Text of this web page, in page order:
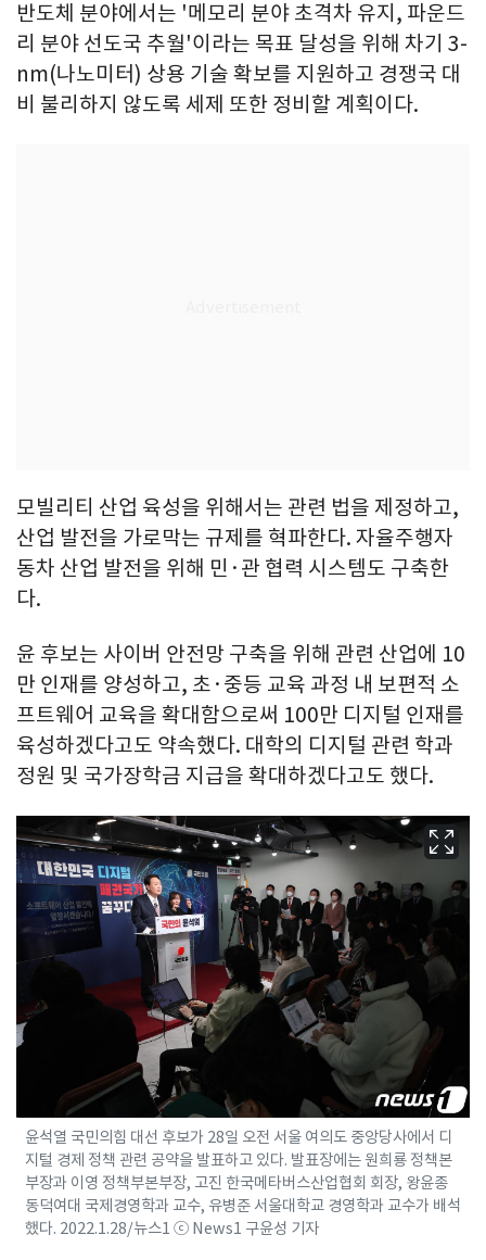
반도체 분야에서는 '메모리 분야 초격차 유지, 파운드
리 분야 선도국 추월'이라는 목표 달성을 위해 차기 3-
nm(나노미터) 상용 기술 확보를 지원하고 경쟁국 대
비 불리하지 않도록 세제 또한 정비할 계획이다.
모빌리티 산업 육성을 위해서는 관련 법을 제정하고,
산업 발전을 가로막는 규제를 혁파한다. 자율주행자
동차 산업 발전을 위해 민·관 협력 시스템도 구축한
다.
윤 후보는 사이버 안전망 구축을 위해 관련 산업에 10
만 인재를 양성하고, 초·중등 교육 과정 내 보편적 소
프트웨어 교육을 확대함으로써 100만 디지털 인재를
육성하겠다고도 약속했다. 대학의 디지털 관련 학과
정원 및 국가장학금 지급을 확대하겠다고도 했다.
윤석열 국민의힘 대선 후보가 28일 오전 서울 여의도 중앙당사에서 디
지털 경제 정책 관련 공약을 발표하고 있다. 발표장에는 원희룡 정책본
부장과 이영 정책부본부장, 고진 한국메타버스산업협회 회장, 왕윤종
동덕여대 국제경영학과 교수, 유병준 서울대학교 경영학과 교수가 배석
했다. 2022.1.28/뉴스1 ⓒ News1 구윤성 기자